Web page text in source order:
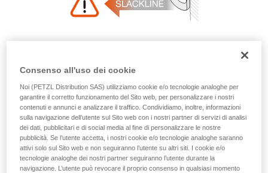
Consenso all'uso dei cookie
Noi (PETZL Distribution SAS) utilizziamo cookie e/o tecnologie analoghe per
garantire il corretto funzionamento del Sito web, per personalizzare i nostri
contenuti e annunci e analizzare il traffico. Condividiamo, inoltre, informazioni
sulla navigazione dell’utente sul Sito web con i nostri partner di servizi di analisi
dei dati, pubblicitari e di social media al fine di personalizzare le nostre
pubblicità. Se l’utente accetta, i nostri cookie e/o tecnologie analoghe saranno
attivi solo sul Sito web e non seguiranno l’utente su altri siti. I cookie e/o
tecnologie analoghe dei nostri partner seguiranno l’utente durante la
navigazione. L’utente può revocare il proprio consenso in qualsiasi momento